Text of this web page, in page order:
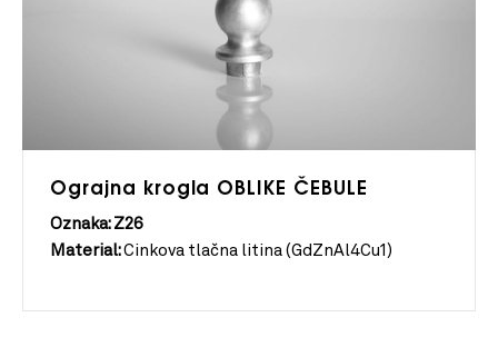
Ograjna krogla OBLIKE ČEBULE
Oznaka: Z26
Material: Cinkova tlačna litina (GdZnAl4Cu1)